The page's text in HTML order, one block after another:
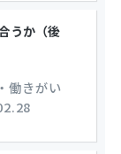
うか（後
働きがい